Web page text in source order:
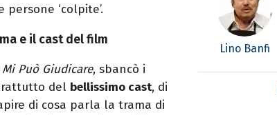
‘colpite’.
e il cast del film
Può Giudicare, sbancò i
del bellissimo cast, di
di cosa parla la trama di
Lino Banfi